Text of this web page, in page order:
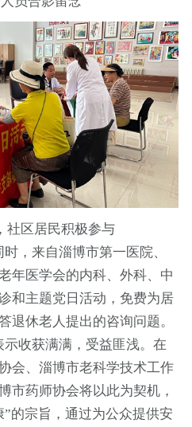
社区居民积极参与
，来自淄博市第一医院、
年医学会的内科、外科、中
和主题党日活动，免费为居
退休老人提出的咨询问题。
收获满满，受益匪浅。在
会、淄博市老科学技术工作
市药师协会将以此为契机，
的宗旨，通过为公众提供安